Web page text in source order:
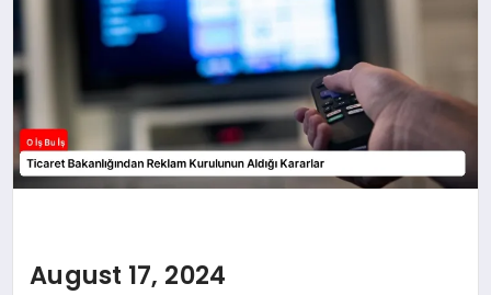
August 17, 2024